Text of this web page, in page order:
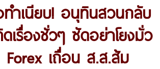
ทำเนียบ! อนุทินสวนกลับ
ดเรื่องชั่วๆ ซัดอย่าโยงมั่ว
Forex เถื่อน ส.ส.ส้ม